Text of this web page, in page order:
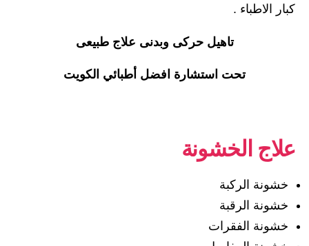
كبار الاطباء .
تاهيل حركى وبدنى علاج طبيعى
تحت استشارة افضل أطبائي الكويت
علاج الخشونة
خشونة الركبة
خشونة الرقبة
خشونة الفقرات